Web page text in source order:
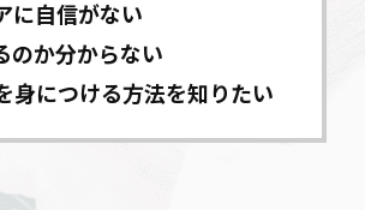
に自信がない
のか分からない
身につける方法を知りたい